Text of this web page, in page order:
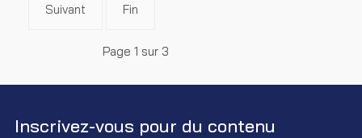
Suivant Fin
Page 1 sur 3
Inscrivez-vous pour du contenu